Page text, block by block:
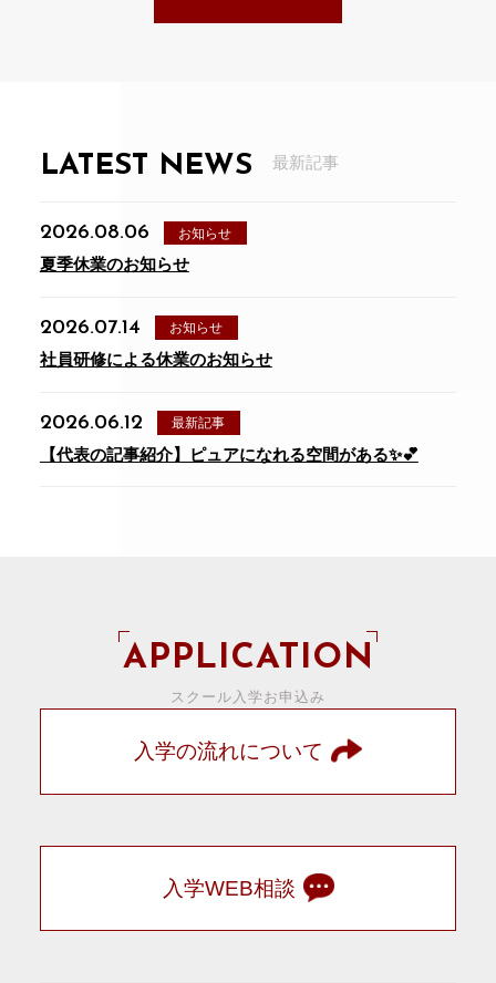
LATEST NEWS 最新記事
2026.08.06 お知らせ
夏季休業のお知らせ
2026.07.14 お知らせ
社員研修による休業のお知らせ
2026.06.12 最新記事
【代表の記事紹介】ピュアになれる空間がある✨💕
APPLICATION
スクール入学お申込み
入学の流れについて
入学WEB相談